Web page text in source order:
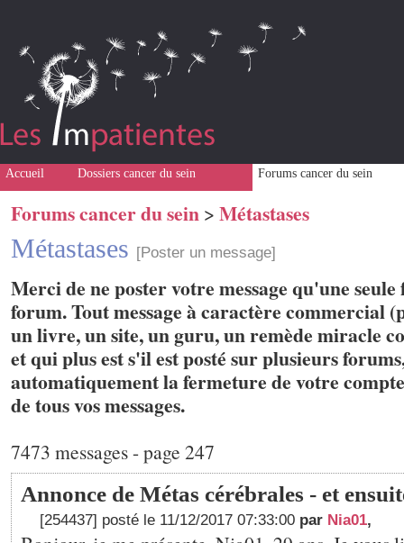
Accueil Dossiers cancer du sein Forums cancer du sein
Forums cancer du sein > Métastases
Métastases [Poster un message]
Merci de ne poster votre message qu'une seule
forum. Tout message à caractère commercial
un livre, un site, un guru, un remède miracle
et qui plus est s'il est posté sur plusieurs
automatiquement la fermeture de votre
de tous vos messages.
7473 messages - page 247
Annonce de Métas cérébrales - et
[254437] posté le 11/12/2017 07:33:00 par Nia01,